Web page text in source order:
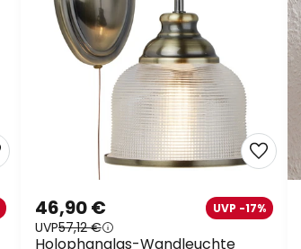
Holophanglas-Wandleuchte
46,90 € UVP -17%
UVP57,12 €